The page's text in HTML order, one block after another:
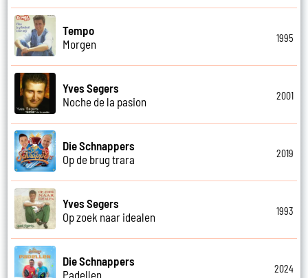
Tempo
Morgen
1995
Yves Segers
Noche de la pasion
2001
Die Schnappers
Op de brug trara
2019
Yves Segers
Op zoek naar idealen
1993
Die Schnappers
Padellen
2024